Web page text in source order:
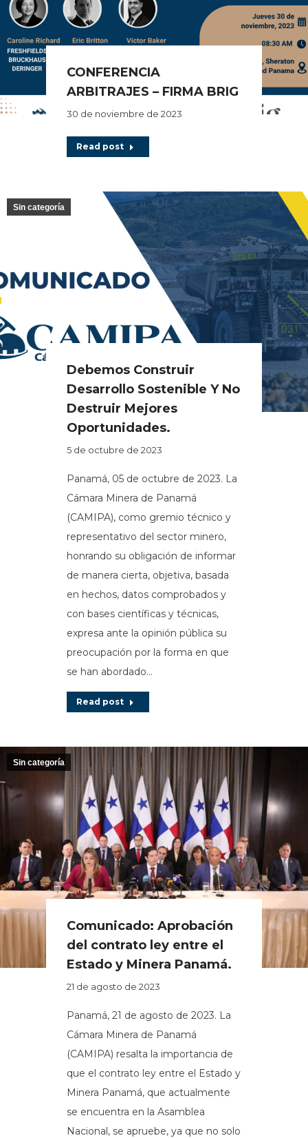
CONFERENCIA
ARBITRAJES – FIRMA BRIG
30 de noviembre de 2023
Read post
Sin categoría
Debemos Construir
Desarrollo Sostenible Y No
Destruir Mejores
Oportunidades.
5 de octubre de 2023
Panamá, 05 de octubre de 2023. La
Cámara Minera de Panamá
(CAMIPA), como gremio técnico y
representativo del sector minero,
honrando su obligación de informar
de manera cierta, objetiva, basada
en hechos, datos comprobados y
con bases científicas y técnicas,
expresa ante la opinión pública su
preocupación por la forma en que
se han abordado…
Read post
Sin categoría
Comunicado: Aprobación
del contrato ley entre el
Estado y Minera Panamá.
21 de agosto de 2023
Panamá, 21 de agosto de 2023. La
Cámara Minera de Panamá
(CAMIPA) resalta la importancia de
que el contrato ley entre el Estado y
Minera Panamá, que actualmente
se encuentra en la Asamblea
Nacional, se apruebe, ya que no solo